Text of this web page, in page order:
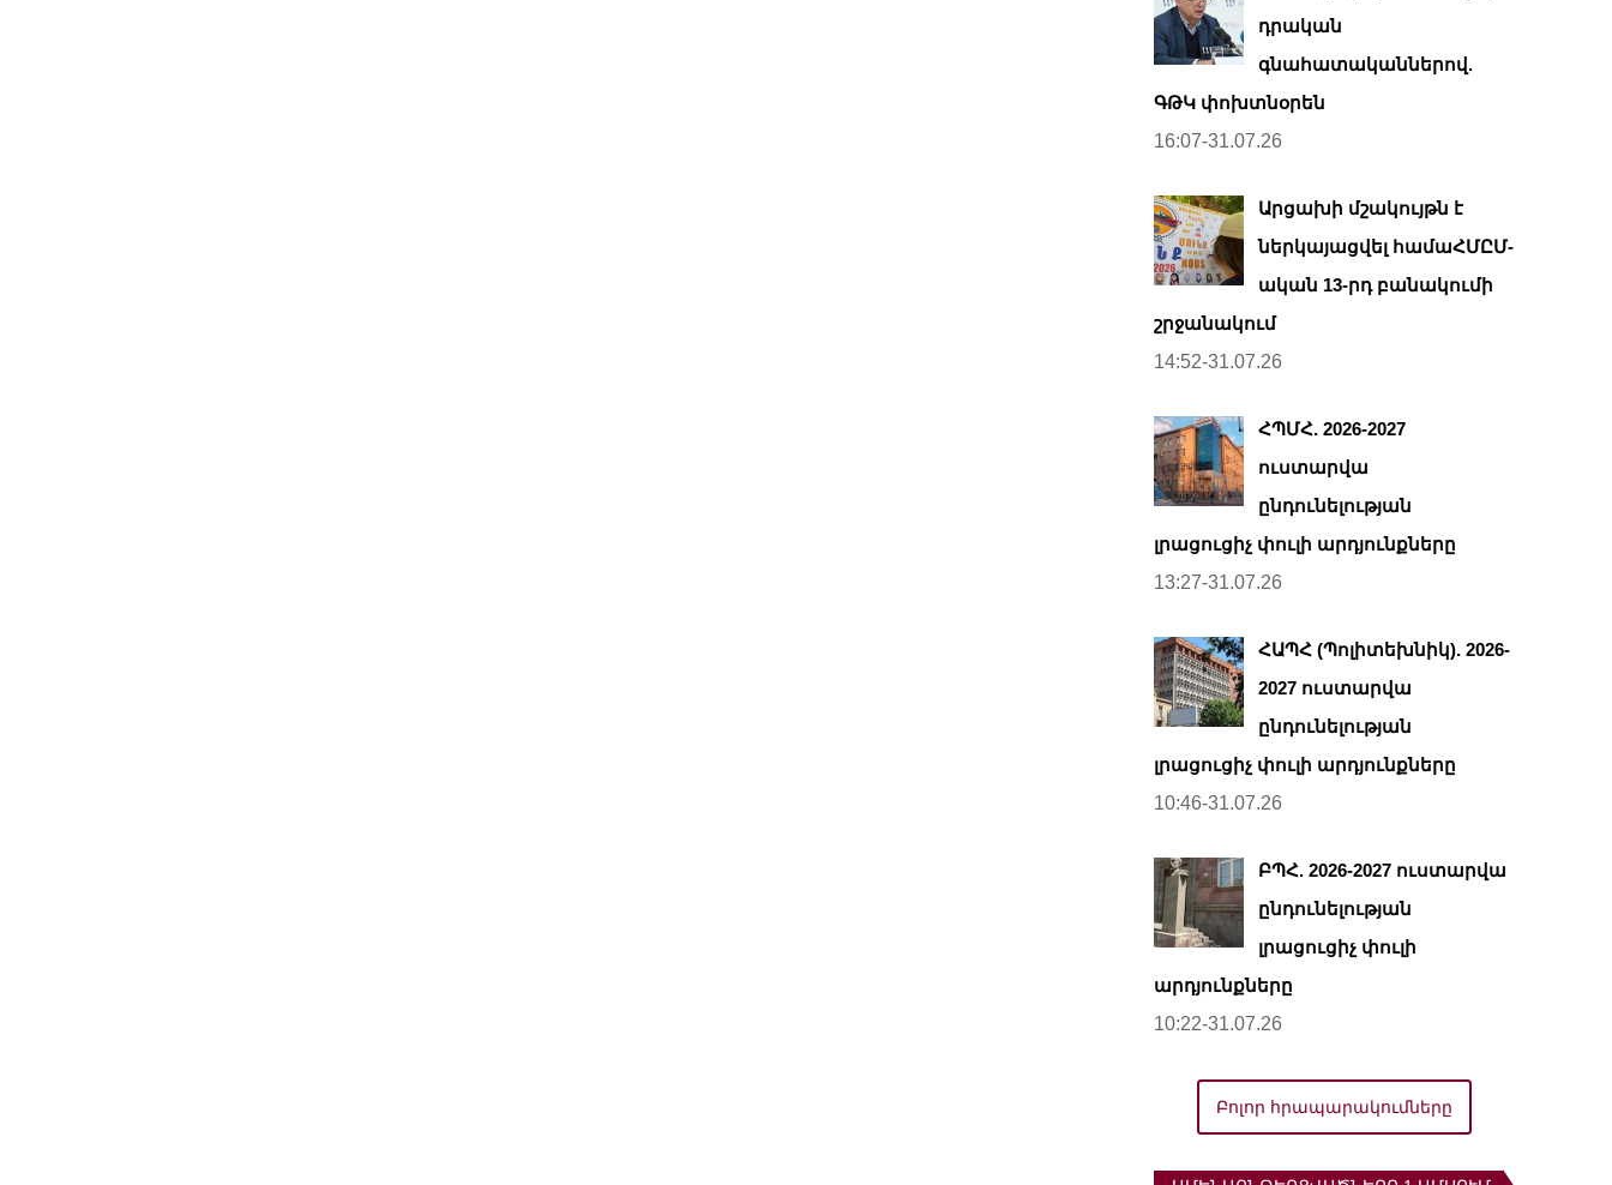
դրական
գնահատականներով.
ԳԹԿ փոխտնօրեն
16:07-31.07.26
Արցախի մշակույթն է
ներկայացվել համաՀՄԸՄ-
ական 13-րդ բանակումի
շրջանակում
14:52-31.07.26
ՀՊՄՀ. 2026-2027
ուստարվա
ընդունելության
լրացուցիչ փուլի արդյունքները
13:27-31.07.26
ՀԱՊՀ (Պոլիտեխնիկ). 2026-
2027 ուստարվա
ընդունելության
լրացուցիչ փուլի արդյունքները
10:46-31.07.26
ԲՊՀ. 2026-2027 ուստարվա
ընդունելության
լրացուցիչ փուլի
արդյունքները
10:22-31.07.26
Բոլոր հրապարակումները